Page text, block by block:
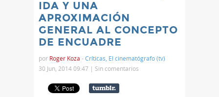
IDA Y UNA
APROXIMACIÓN
GENERAL AL CONCEPTO
DE ENCUADRE
por Roger Koza -Críticas El cinematógrafo (tv)
30 Jun, 2014 09:47 | Sin comentarios